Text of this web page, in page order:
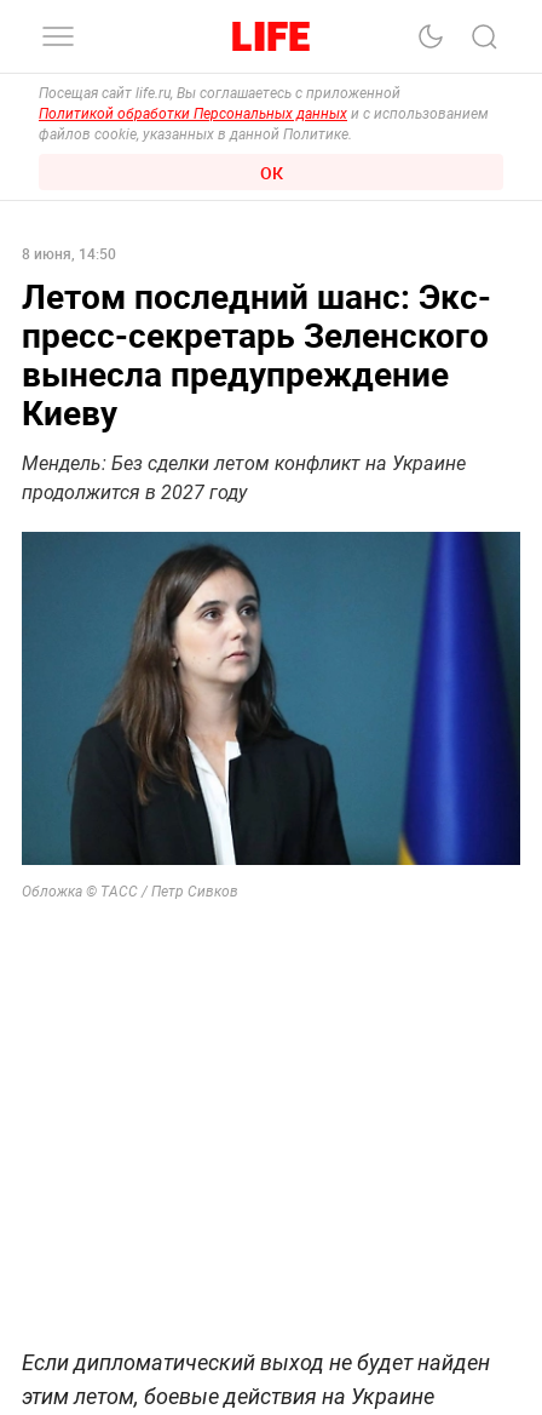
Посещая сайт life.ru, Вы соглашаетесь с приложенной
Политикой обработки Персональных данных и с использованием
файлов cookie, указанных в данной Политике.
ОК
8 июня, 14:50
Летом последний шанс: Экс-
пресс-секретарь Зеленского
вынесла предупреждение
Киеву
Мендель: Без сделки летом конфликт на Украине
продолжится в 2027 году
Обложка © ТАСС / Петр Сивков
Если дипломатический выход не будет найден
этим летом, боевые действия на Украине